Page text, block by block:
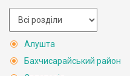
Алушта
Бахчисарайський район